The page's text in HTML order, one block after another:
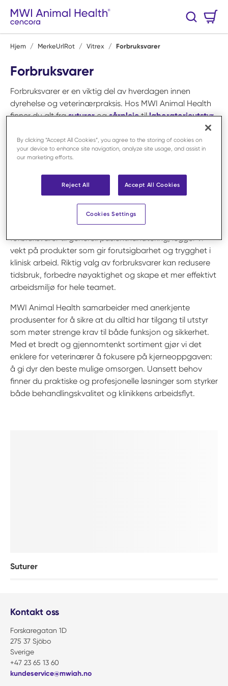
Hopp til hovedinnhold
Søk
Hjem / MerkeUrlRot / Vitrex / Forbruksvarer
Forbruksvarer
Forbruksvarer er en viktig del av hverdagen innen
dyrehelse og veterinærpraksis. Hos MWI Animal Health
finner du alt frasuturerogsårpleietillaboratorieutstyr
veterinærfeltet. Våre produkter hjelper deg med å sikre
god behandling av dyr, samtidig som de bidrar til
både små og store klinikker med kvalitet og pålitelighet
som grunnpilarer. I tillegg omfatter sortimentet en rekke
produkter som brukes daglig i alt fra polikliniske
undersøkelser til avanserte prosedyrer. Enten det gjelder
prøvetaking, hygieneartikler, væskebehandling eller
forbruksvarer til generell pasienthåndtering, legger vi
vekt på produkter som gir forutsigbarhet og trygghet i
klinisk arbeid. Riktig valg av forbruksvarer kan redusere
tidsbruk, forbedre nøyaktighet og skape et mer effektivt
arbeidsmiljø for hele teamet.
MWI Animal Health samarbeider med anerkjente
produsenter for å sikre at du alltid har tilgang til utstyr
som møter strenge krav til både funksjon og sikkerhet.
Med et bredt og gjennomtenkt sortiment gjør vi det
enklere for veterinærer å fokusere på kjerneoppgaven:
å gi dyr den beste mulige omsorgen. Uansett behov
finner du praktiske og profesjonelle løsninger som styrker
både behandlingskvalitet og klinikkens arbeidsflyt.
Suturer
Kontakt oss
Forskaregatan 1D
275 37 Sjöbo
Sverige
+47 23 65 13 60
kundeservice@mwiah.no
By clicking “Accept All Cookies”, you agree to the storing of cookies on
your device to enhance site navigation, analyze site usage, and assist in
our marketing efforts.
Reject All Accept All Cookies
Cookies Settings